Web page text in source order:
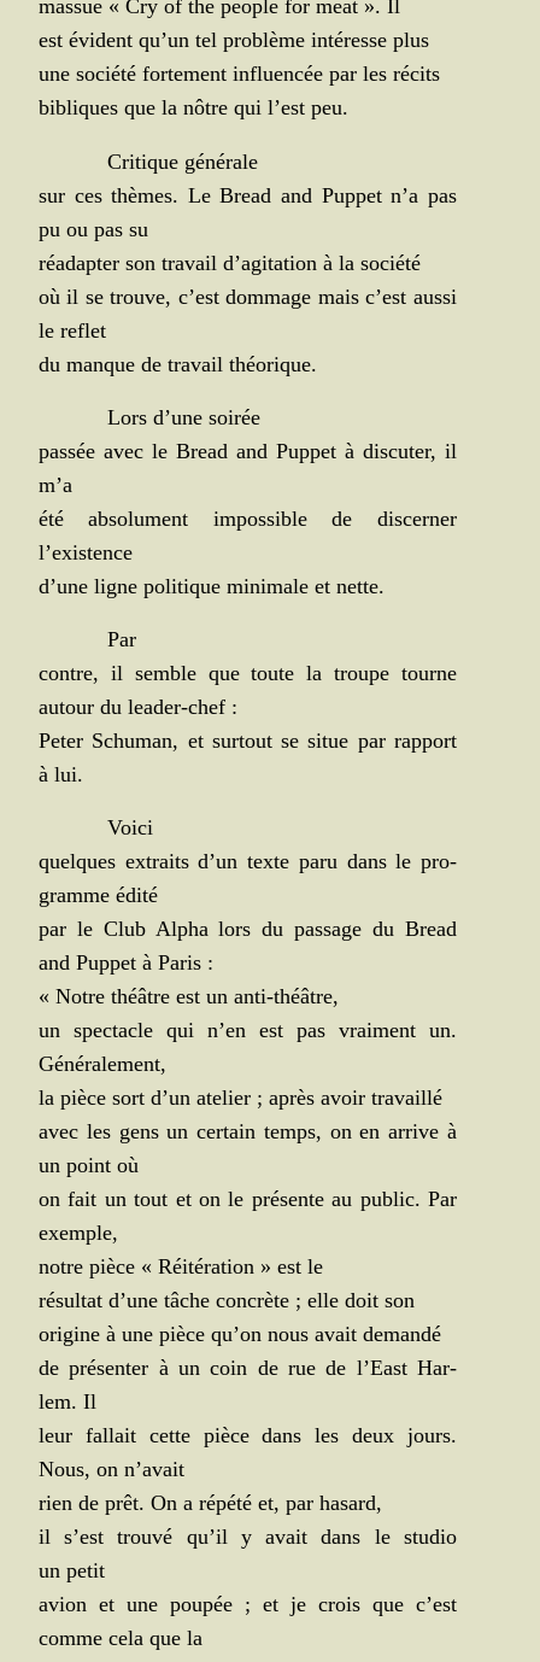
mas­sue « Cry of the people for meat ». Il
est évident qu’un tel pro­blème inté­resse plus
une socié­té for­te­ment influen­cée par les récits
bibliques que la nôtre qui l’est peu.
Cri­tique générale
sur ces thèmes. Le Bread and Pup­pet n’a pas
pu ou pas su
réadap­ter son tra­vail d’agitation à la société
où il se trouve, c’est dom­mage mais c’est aus­si
le reflet
du manque de tra­vail théorique.
Lors d’une soirée
pas­sée avec le Bread and Pup­pet à dis­cu­ter, il
m’a
été abso­lu­ment impos­sible de dis­cer­ner
l’existence
d’une ligne poli­tique mini­male et nette.
Par
contre, il semble que toute la troupe tourne
autour du leader-chef :
Peter Schu­man, et sur­tout se situe par rap­port
à lui.
Voi­ci
quelques extraits d’un texte paru dans le pro­
gramme édité
par le Club Alpha lors du pas­sage du Bread
and Pup­pet à Paris :
« Notre théâtre est un anti-théâtre,
un spec­tacle qui n’en est pas vrai­ment un.
Généralement,
la pièce sort d’un ate­lier ; après avoir travaillé
avec les gens un cer­tain temps, on en arrive à
un point où
on fait un tout et on le pré­sente au public. Par
exemple,
notre pièce « Réité­ra­tion » est le
résul­tat d’une tâche concrète ; elle doit son
ori­gine à une pièce qu’on nous avait demandé
de pré­sen­ter à un coin de rue de l’East Har­
lem. Il
leur fal­lait cette pièce dans les deux jours.
Nous, on n’avait
rien de prêt. On a répé­té et, par hasard,
il s’est trou­vé qu’il y avait dans le stu­dio
un petit
avion et une pou­pée ; et je crois que c’est
comme cela que la